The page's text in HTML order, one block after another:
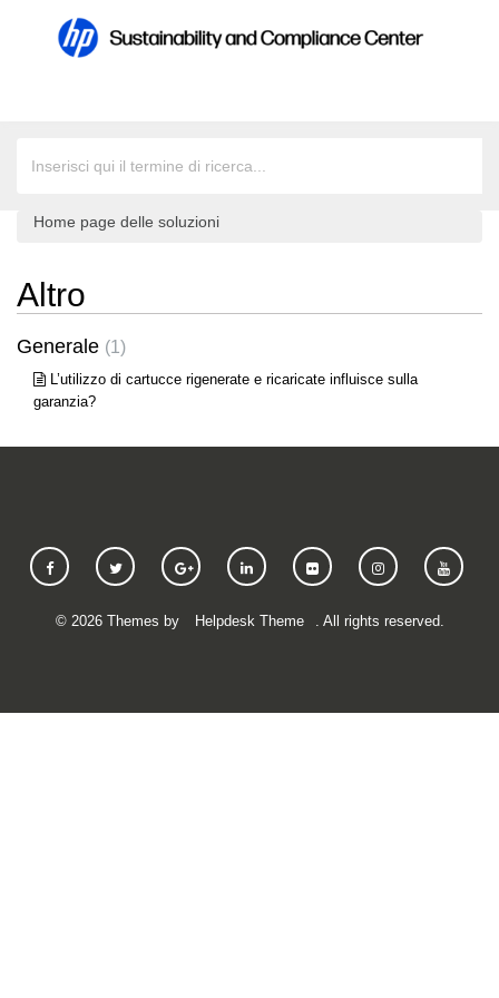
Home page delle soluzioni
Altro
Generale 1
L’utilizzo di cartucce rigenerate e ricaricate influisce sulla
garanzia?
© 2026Themes by Helpdesk Theme . All rights reserved.